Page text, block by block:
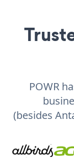
POWR
(besides